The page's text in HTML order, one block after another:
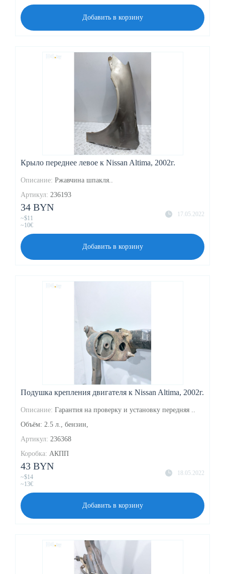
Добавить в корзину
Крыло переднее левое к Nissan Altima, 2002г.
Описание: Ржавчина шпакля..
Артикул: 236193
17.05.2022
34 BYN
~$11
~10€
Добавить в корзину
Подушка крепления двигателя к Nissan Altima, 2002г.
Описание: Гарантия на проверку и установку передняя ..
Объём: 2.5 л., бензин,
Артикул: 236368
Коробка: АКПП
18.05.2022
43 BYN
~$14
~13€
Добавить в корзину